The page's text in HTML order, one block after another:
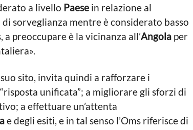
a livello Paese in relazione al
sorveglianza mentre è considerato basso
a preoccupare è la vicinanza all’Angola per
sito, invita quindi a rafforzare i
unificata”; a migliorare gli sforzi di
a effettuare un’attenta
e degli esiti, e in tal senso l’Oms riferisce di